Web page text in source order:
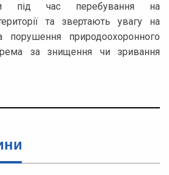
під час перебування на
та звертають увагу на
порушення природоохоронного
за знищення чи зривання